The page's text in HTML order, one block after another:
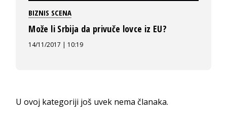
BIZNIS SCENA
Može li Srbija da privuče lovce iz EU?
14/11/2017 | 10:19
U ovoj kategoriji još uvek nema članaka.